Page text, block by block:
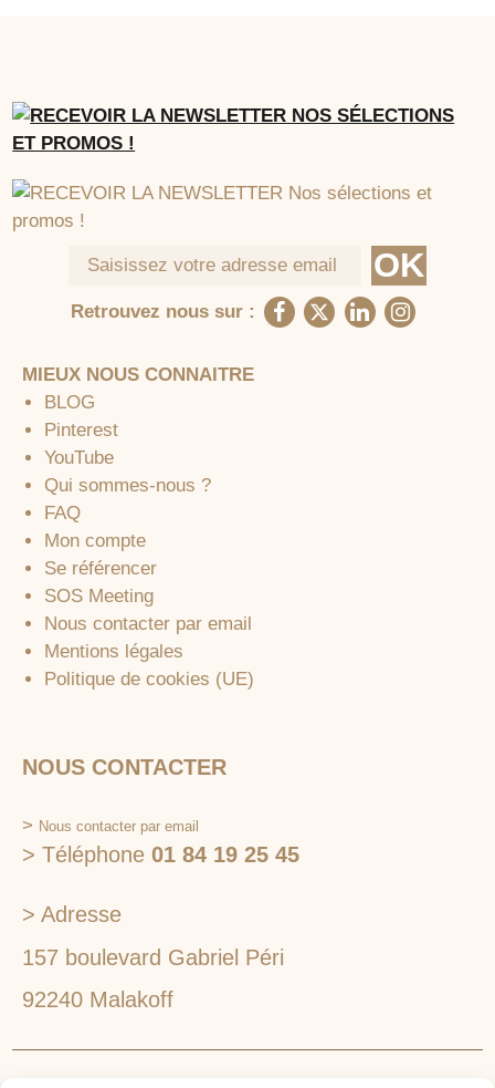
Retrouvez nous sur :
MIEUX NOUS CONNAITRE
BLOG
Pinterest
YouTube
Qui sommes-nous ?
FAQ
Mon compte
Se référencer
SOS Meeting
Nous contacter par email
Mentions légales
Politique de cookies (UE)
NOUS CONTACTER
> Nous contacter par email
> Téléphone 01 84 19 25 45
> Adresse
157 boulevard Gabriel Péri
92240 Malakoff